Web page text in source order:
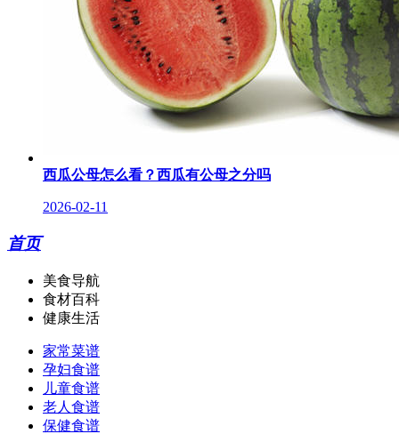
西瓜公母怎么看？西瓜有公母之分吗
2026-02-11
首页
美食导航
食材百科
健康生活
家常菜谱
孕妇食谱
儿童食谱
老人食谱
保健食谱